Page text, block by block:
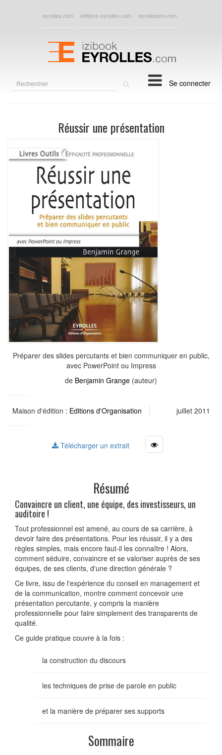
eyrolles.com editions-eyrolles.com eyrollespro.com
Se connecter
Réussir une présentation
Préparer des slides percutants et bien communiquer en public,
avec PowerPoint ou Impress
de Benjamin Grange (auteur)
Maison d'édition : Editions d'Organisation juillet 2011
Télécharger un extrait
Résumé
Convaincre un client, une équipe, des investisseurs, un
auditoire !
Tout professionnel est amené, au cours de sa carrière, à
devoir faire des présentations. Pour les réussir, il y a des
règles simples, mais encore faut-il les connaître ! Alors,
comment séduire, convaincre et se valoriser auprès de ses
équipes, de ses clients, d'une direction générale ?
Ce livre, issu de l'expérience du conseil en management et
de la communication, montre comment concevoir une
présentation percutante, y compris la manière
professionnelle pour faire simplement des transparents de
qualité.
Ce guide pratique couvre à la fois :
la construction du discours
les techniques de prise de parole en public
et la manière de préparer ses supports
Sommaire